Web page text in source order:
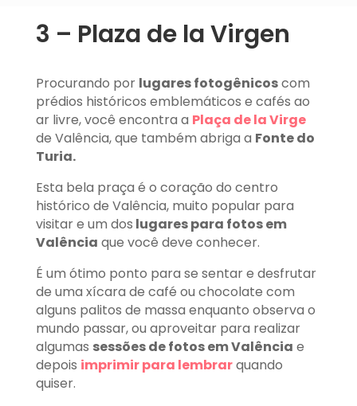
3 – Plaza de la Virgen
Procurando por lugares fotogênicoscom
prédios históricos emblemáticos e cafés ao
ar livre, você encontra a Plaça de la Virge
de Valência, que também abriga a Fonte do
Turia.
Esta bela praça é o coração do centro
histórico de Valência, muito popular para
visitar e um dos lugares para fotos em
Valência que você deve conhecer.
É um ótimo ponto para se sentar e desfrutar
de uma xícara de café ou chocolate com
alguns palitos de massa enquanto observa o
mundo passar, ou aproveitar para realizar
algumas sessões de fotos em Valência e
depois imprimir para lembrarquando
quiser.